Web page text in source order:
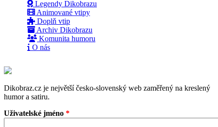
Legendy Dikobrazu
Animované vtipy
Doplň vtip
Archiv Dikobrazu
Komunita humoru
O nás
Dikobraz.cz je největší česko-slovenský web zaměřený na kreslený
humor a satiru.
Uživatelské jméno *